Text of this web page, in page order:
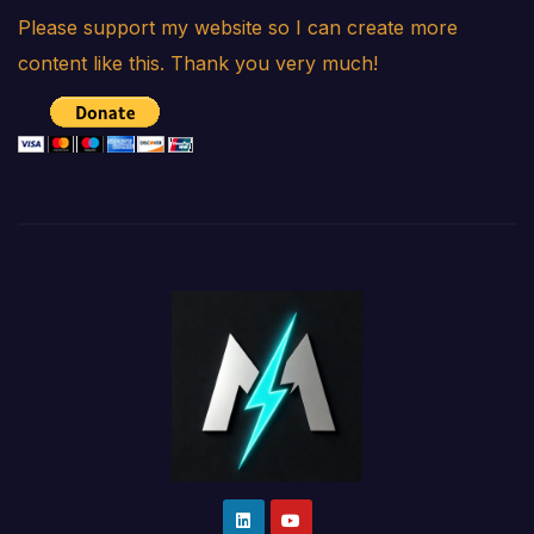
Please support my website so I can create more
content like this. Thank you very much!